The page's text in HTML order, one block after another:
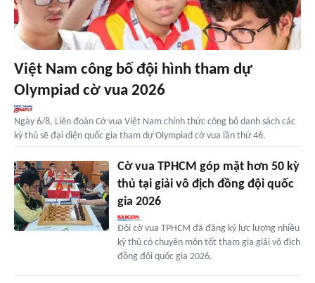
Việt Nam công bố đội hình tham dự
Olympiad cờ vua 2026
Ngày 6/8, Liên đoàn Cờ vua Việt Nam chính thức công bố danh sách các
kỳ thủ sẽ đại diện quốc gia tham dự Olympiad cờ vua lần thứ 46.
Cờ vua TPHCM góp mặt hơn 50 kỳ
thủ tại giải vô địch đồng đội quốc
gia 2026
Đội cờ vua TPHCM đã đăng ký lực lượng nhiều
kỳ thủ có chuyên môn tốt tham gia giải vô địch
đồng đội quốc gia 2026.